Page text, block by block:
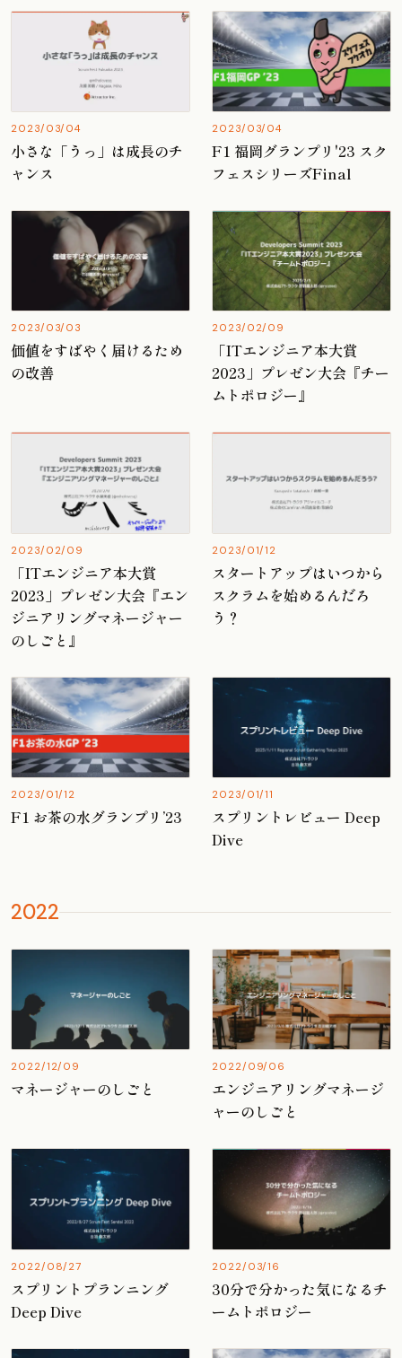
2023/03/04
小さな「うっ」は成長のチ
ャンス
2023/03/04
F1 福岡グランプリ'23 スク
フェスシリーズFinal
2023/03/03
価値をすばやく届けるため
の改善
2023/02/09
「ITエンジニア本大賞
2023」プレゼン大会『チー
ムトポロジー』
2023/02/09
「ITエンジニア本大賞
2023」プレゼン大会『エン
ジニアリングマネージャー
のしごと』
2023/01/12
スタートアップはいつから
スクラムを始めるんだろ
う？
2023/01/12
F1 お茶の水グランプリ’23
2023/01/11
スプリントレビュー Deep
Dive
2022
2022/12/09
マネージャーのしごと
2022/09/06
エンジニアリングマネージ
ャーのしごと
2022/08/27
スプリントプランニング
Deep Dive
2022/03/16
30分で分かった気になるチ
ームトポロジー